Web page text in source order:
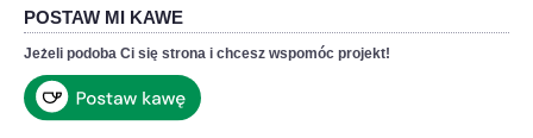
KONTAKT
POSTAW MI KAWE
Jeżeli podoba Ci się strona i chcesz wspomóc projekt!